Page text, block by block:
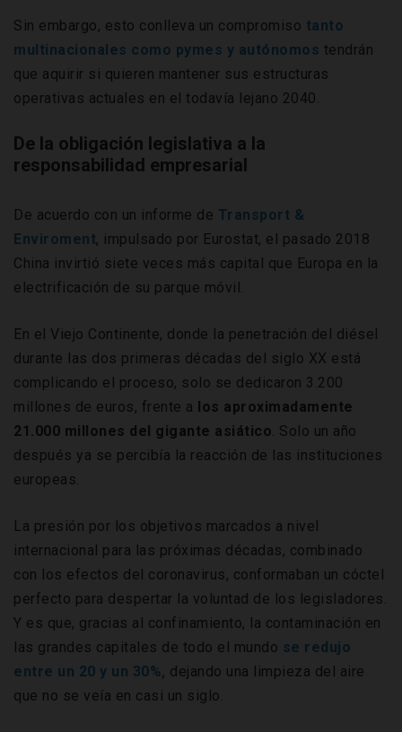
Sin embargo, esto conlleva un compromiso tanto
multinacionales como pymes y autónomos tendrán
que aquirir si quieren mantener sus estructuras
operativas actuales en el todavía lejano 2040.
De la obligación legislativa a la
responsabilidad empresarial
De acuerdo con un informe de Transport &
Enviroment, impulsado por Eurostat, el pasado 2018
China invirtió siete veces más capital que Europa en la
electrificación de su parque móvil.
En el Viejo Continente, donde la penetración del diésel
durante las dos primeras décadas del siglo XX está
complicando el proceso, solo se dedicaron 3.200
millones de euros, frente a los aproximadamente
21.000 millones del gigante asiático. Solo un año
después ya se percibía la reacción de las instituciones
europeas.
La presión por los objetivos marcados a nivel
internacional para las próximas décadas, combinado
con los efectos del coronavirus, conformaban un cóctel
perfecto para despertar la voluntad de los legisladores.
Y es que, gracias al confinamiento, la contaminación en
las grandes capitales de todo el mundo se redujo
entre un 20 y un 30%, dejando una limpieza del aire
que no se veía en casi un siglo.